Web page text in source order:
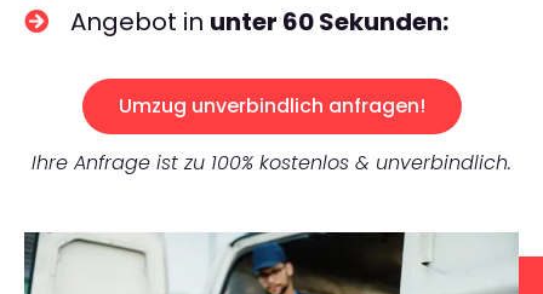
Angebot in unter 60 Sekunden:
Umzug unverbindlich anfragen!
Ihre Anfrage ist zu 100% kostenlos & unverbindlich.